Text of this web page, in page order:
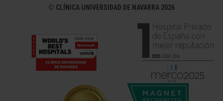
© CLÍNICA UNIVERSIDAD DE NAVARRA 2026